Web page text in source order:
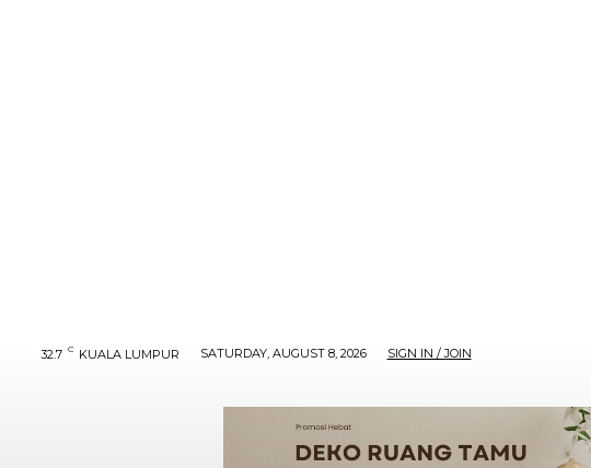
32.7 C KUALA LUMPUR SATURDAY, AUGUST 8, 2026 SIGN IN / JOIN